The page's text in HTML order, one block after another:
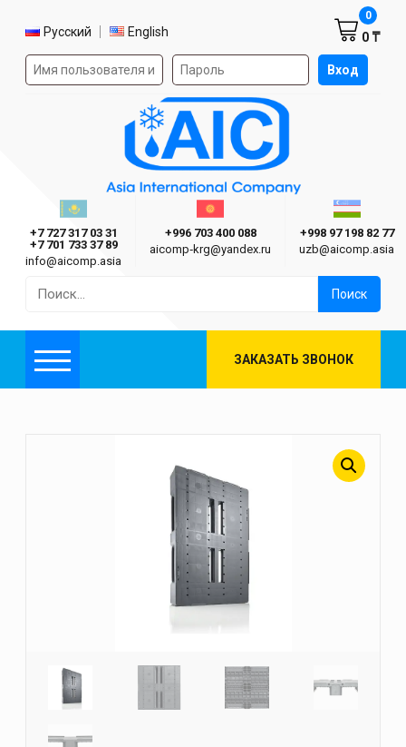
Выбор языка
Русский English
Форма авторизации на сайте Вход
0 ₸
0
Asia International Company
Казахстан г. Алматы
+7 727 317 03 31
+7 701 733 37 89
info@aicomp.asia
Киргизия г. Бишкек
+996 703 400 088
aicomp‑krg@yandex.ru
+998 97 198 82 77
uzb@aicomp.asia
Меню ЗАКАЗАТЬ ЗВОНОК